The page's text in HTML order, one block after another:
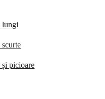
lungi
picioare